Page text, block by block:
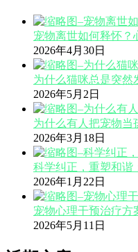
宠物离世如何释怀？
2026年4月30日
为什么猫咪总是突然
2026年5月2日
为什么有人把宠物当
2026年3月18日
科学纠正，重塑和谐
2026年1月22日
宠物心理干预治疗方
2026年5月11日